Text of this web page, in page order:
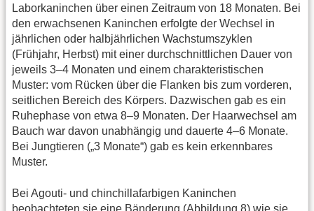
Laborkaninchen über einen Zeitraum von 18 Monaten. Bei
den erwachsenen Kaninchen erfolgte der Wechsel in
jährlichen oder halbjährlichen Wachstumszyklen
(Frühjahr, Herbst) mit einer durchschnittlichen Dauer von
jeweils 3–4 Monaten und einem charakteristischen
Muster: vom Rücken über die Flanken bis zum vorderen,
seitlichen Bereich des Körpers. Dazwischen gab es ein
Ruhephase von etwa 8–9 Monaten. Der Haarwechsel am
Bauch war davon unabhängig und dauerte 4–6 Monate.
Bei Jungtieren („3 Monate“) gab es kein erkennbares
Muster.
Bei Agouti- und chinchillafarbigen Kaninchen
beobachteten sie eine Bänderung (Abbildung 8) wie sie,